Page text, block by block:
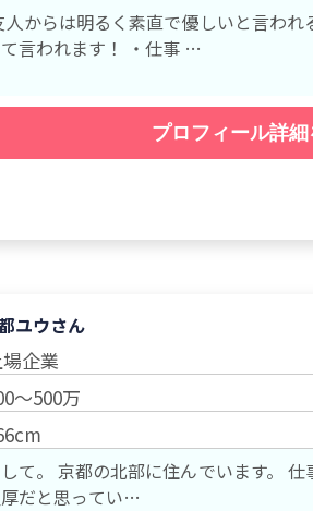
人からは明るく素直で優しいと言わ
いてるって言われます！ ・仕事 …
プロフィール詳
ユウさん
企業
～500万
場企業で管理をしています！
だと思ってい…